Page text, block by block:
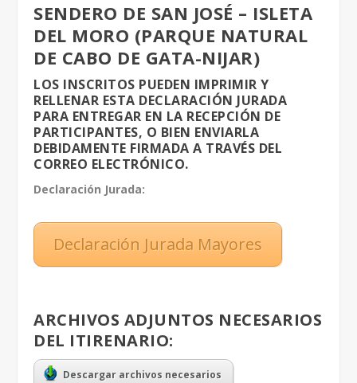
SENDERO DE SAN JOSÉ – ISLETA
DEL MORO (PARQUE NATURAL
DE CABO DE GATA-NIJAR)
LOS INSCRITOS PUEDEN IMPRIMIR Y
RELLENAR ESTA DECLARACIÓN JURADA
PARA ENTREGAR EN LA RECEPCIÓN DE
PARTICIPANTES, O BIEN ENVIARLA
DEBIDAMENTE FIRMADA A TRAVÉS DEL
CORREO ELECTRÓNICO.
Declaración Jurada:
Declaración Jurada Mayores
ARCHIVOS ADJUNTOS NECESARIOS
DEL ITIRENARIO:
Descargar archivos necesarios